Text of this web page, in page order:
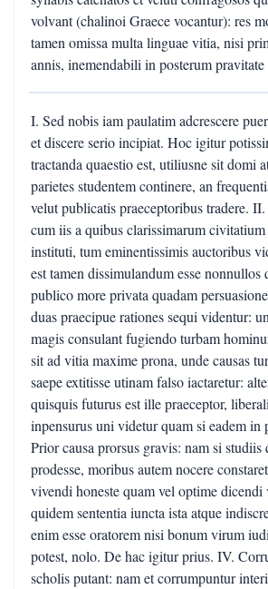
I. Sed nobis iam paulatim adcrescere
et discere serio incipiat. Hoc igitur
tractanda quaestio est, utiliusne sit domi
parietes studentem continere, an
velut publicatis praeceptoribus tradere.
cum iis a quibus clarissimarum civitatium
instituti, tum eminentissimis auctoribus
est tamen dissimulandum esse nonnullos
publico more privata quadam
duas praecipue rationes sequi videntur:
magis consulant fugiendo turbam
sit ad vitia maxime prona, unde causas
saepe extitisse utinam falso iactaretur:
quisquis futurus est ille praeceptor,
inpensurus uni videtur quam si eadem
Prior causa prorsus gravis: nam si studiis
prodesse, moribus autem nocere
vivendi honeste quam vel optime dicendi
quidem sententia iuncta ista atque
enim esse oratorem nisi bonum virum
potest, nolo. De hac igitur prius. IV.
scholis putant: nam et corrumpuntur